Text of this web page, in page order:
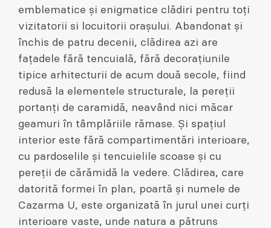
emblematice și enigmatice clădiri pentru toți
vizitatorii si locuitorii orașului. Abandonat și
închis de patru decenii, clădirea azi are
fațadele fără tencuială, fără decorațiunile
tipice arhitecturii de acum două secole, fiind
redusă la elementele structurale, la pereții
portanți de caramidă, neavând nici măcar
geamuri în tâmplăriile rămase. Și spațiul
interior este fără compartimentări interioare,
cu pardoselile și tencuielile scoase și cu
pereții de cărămidă la vedere. Clădirea, care
datorită formei în plan, poartă și numele de
Cazarma U, este organizată în jurul unei curți
interioare vaste, unde natura a pătruns